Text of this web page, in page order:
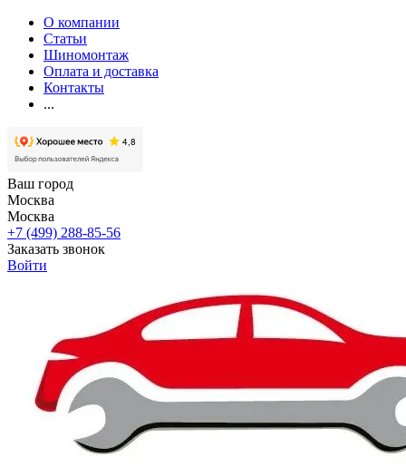
О компании
Статьи
Шиномонтаж
Оплата и доставка
Контакты
...
Ваш город
Москва
Москва
+7 (499) 288-85-56
Заказать звонок
Войти